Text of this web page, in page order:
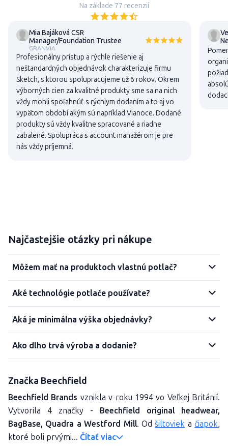
Na základe 77 recenzií
Mia Bajáková CSR
Manager/Foundation Trustee
GRANVIA
Profesionálny prístup a rýchle riešenie aj
neštandardných objednávok charakterizuje firmu
Sketch, s ktorou spolupracujeme už 6 rokov. Okrem
výborných cien za kvalitné produkty sme sa na nich
vždy mohli spoľahnúť s rýchlym dodaním a to aj vo
vypätom období akým sú napríklad Vianoce. Dodané
produkty sú vždy kvalitne spracované a riadne
zabalené. Spolupráca s account manažérom je pre
nás vždy príjemná.
Najčastejšie otázky pri nákupe
Môžem mať na produktoch vlastnú potlač?
Aké technológie potlače používate?
Aká je minimálna výška objednávky?
Ako dlho trvá výroba a dodanie?
Značka Beechfield
Beechfield Brands vznikla v roku 1994 vo Veľkej Británií.
Vytvorila 4 značky - Beechfield original headwear,
BagBase, Quadra a Westford Mill. Odšiltoviek a čiapok,
ktoré boli prvými... Čítať viac